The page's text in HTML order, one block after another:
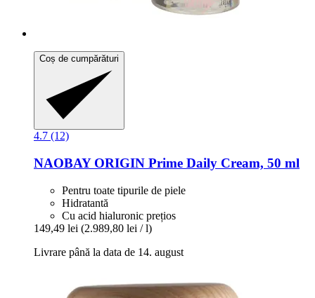
Coș de cumpărături
4.7 (12)
NAOBAYORIGIN Prime Daily Cream, 50 ml
Pentru toate tipurile de piele
Hidratantă
Cu acid hialuronic prețios
149,49 lei (2.989,80 lei / l)
Livrare până la data de 14. august